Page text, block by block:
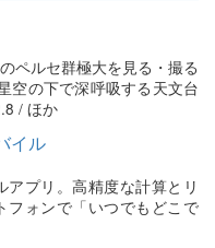
ペルセ群極大を見る・撮る
空の下で深呼吸する天文台
/ ほか
イル
プリ。高精度な計算とリ
フォンで「いつでもどこで